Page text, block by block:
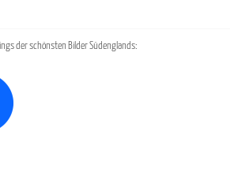
der schönsten Bilder Südenglands: